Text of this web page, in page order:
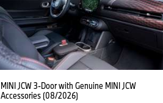
MINI JCW 3-Door with Genuine MINI JCW
Accessories (08/2026)